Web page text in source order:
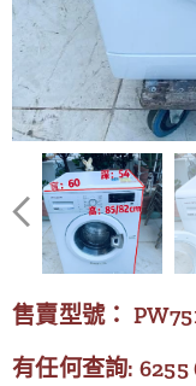
售賣型號：
有任何查詢: 6255